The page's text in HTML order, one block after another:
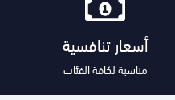
أسعار تنافسية
مناسبة لكافة الفئات